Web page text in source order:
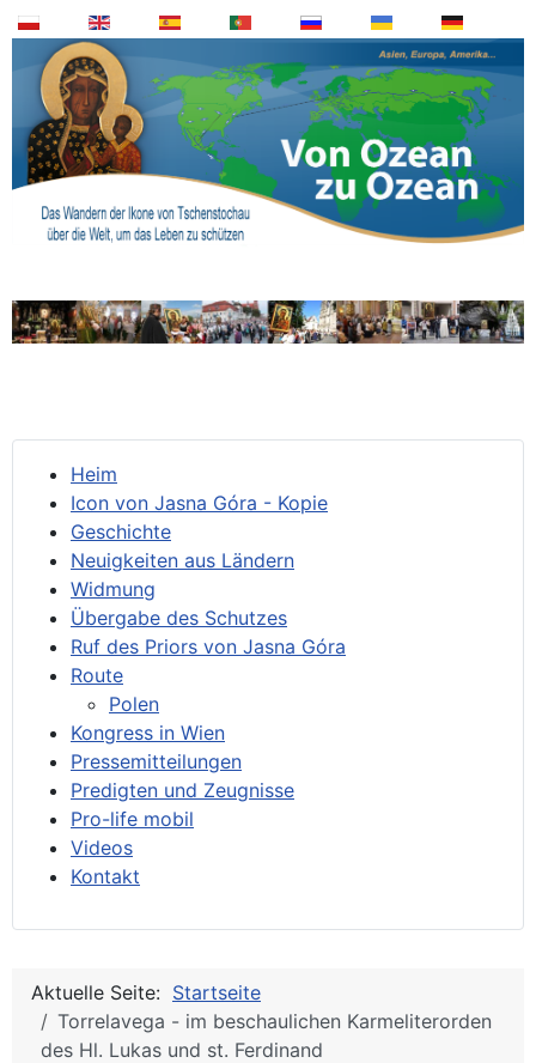
Heim
Icon von Jasna Góra - Kopie
Geschichte
Neuigkeiten aus Ländern
Widmung
Übergabe des Schutzes
Ruf des Priors von Jasna Góra
Route
Polen
Kongress in Wien
Pressemitteilungen
Predigten und Zeugnisse
Pro-life mobil
Videos
Kontakt
Aktuelle Seite: Startseite
Torrelavega - im beschaulichen Karmeliterorden
des Hl. Lukas und st. Ferdinand